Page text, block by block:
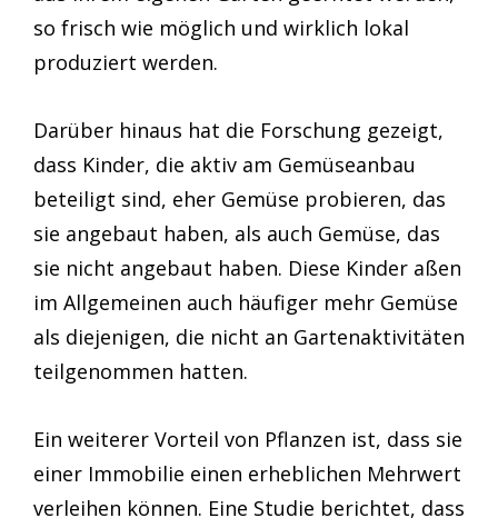
so frisch wie möglich und wirklich lokal
produziert werden.
Darüber hinaus hat die Forschung gezeigt,
dass Kinder, die aktiv am Gemüseanbau
beteiligt sind, eher Gemüse probieren, das
sie angebaut haben, als auch Gemüse, das
sie nicht angebaut haben. Diese Kinder aßen
im Allgemeinen auch häufiger mehr Gemüse
als diejenigen, die nicht an Gartenaktivitäten
teilgenommen hatten.
Ein weiterer Vorteil von Pflanzen ist, dass sie
einer Immobilie einen erheblichen Mehrwert
verleihen können. Eine Studie berichtet, dass